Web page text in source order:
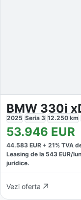
BMW 330i
2025 Seria 3 12.250 km
53.946 EUR
44.583 EUR + 21% TVA
Leasing de la 543 EUR/
juridice.
Vezi oferta